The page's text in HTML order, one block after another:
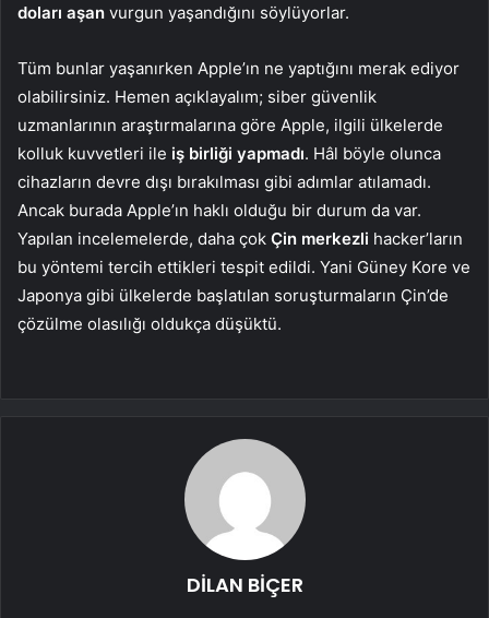
doları aşan vurgun yaşandığını söylüyorlar.
Tüm bunlar yaşanırken Apple’ın ne yaptığını merak ediyor
olabilirsiniz. Hemen açıklayalım; siber güvenlik
uzmanlarının araştırmalarına göre Apple, ilgili ülkelerde
kolluk kuvvetleri ile iş birliği yapmadı. Hâl böyle olunca
cihazların devre dışı bırakılması gibi adımlar atılamadı.
Ancak burada Apple’ın haklı olduğu bir durum da var.
Yapılan incelemelerde, daha çok Çin merkezli hacker’ların
bu yöntemi tercih ettikleri tespit edildi. Yani Güney Kore ve
Japonya gibi ülkelerde başlatılan soruşturmaların Çin’de
çözülme olasılığı oldukça düşüktü.
DİLAN BİÇER